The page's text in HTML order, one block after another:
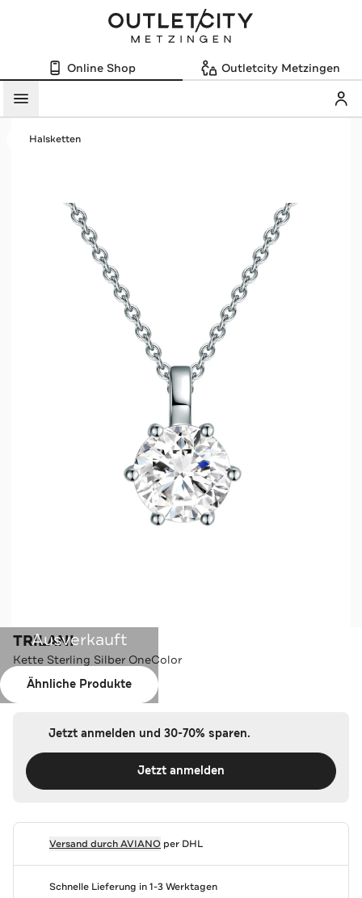
Online Shop Outletcity Metzingen
Menü
Halsketten
Ausverkauft
Ähnliche Produkte
TRILANI
Kette Sterling Silber OneColor
Farbe:OneColor
Jetzt anmelden und 30-70% sparen.
Jetzt anmelden
Versand durchAVIANOper DHL
Schnelle Lieferung in 1-3 Werktagen